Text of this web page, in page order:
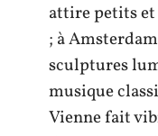
attire petits et
; à
sculptures
musique
Vienne fait